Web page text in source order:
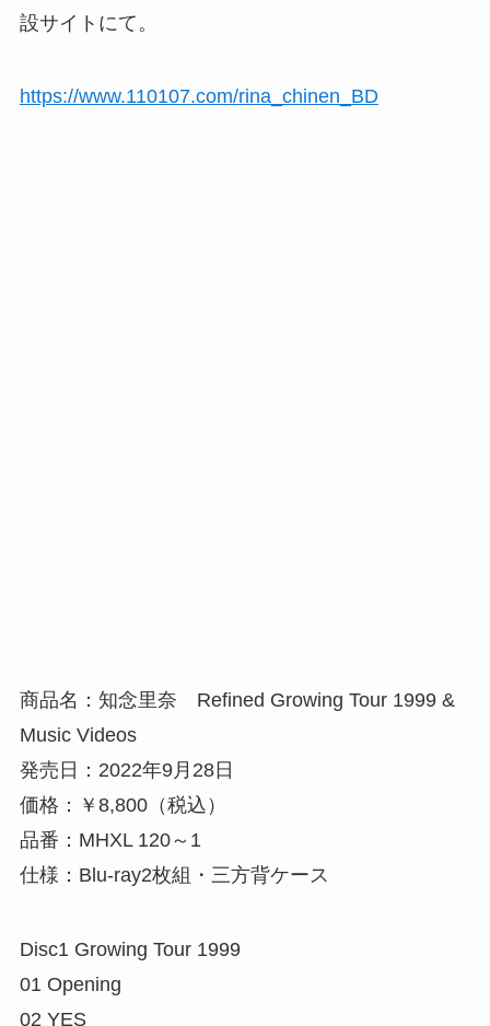
設サイトにて。
https://www.110107.com/rina_chinen_BD
商品名：知念里奈 Refined Growing Tour 1999 &
Music Videos
発売日：2022年9月28日
価格：￥8,800（税込）
品番：MHXL 120～1
仕様：Blu-ray2枚組・三方背ケース
Disc1 Growing Tour 1999
01 Opening
02 YES